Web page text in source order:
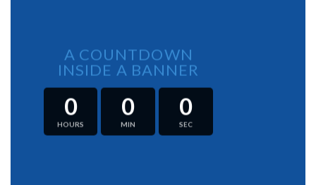
A COUNTDOWN
INSIDE A BANNER
0
HOURS
0
MIN
0
SEC